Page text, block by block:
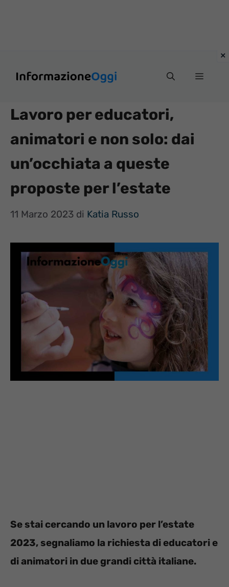
Menu
Lavoro per educatori,
animatori e non solo: dai
un’occhiata a queste
proposte per l’estate
11 Marzo 2023 di Katia Russo
Se stai cercando un lavoro per l’estate
2023, segnaliamo la richiesta di educatori e
di animatori in due grandi città italiane.